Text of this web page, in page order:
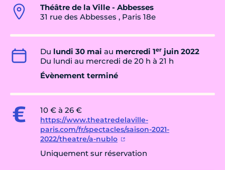
Théâtre de la Ville - Abbesses
31 rue des Abbesses , Paris 18e
Du lundi 30 mai au mercredi 1er juin 2022
Du lundi au mercredi de 20 h à 21 h
Évènement terminé
10 € à 26 €
https://www.theatredelaville-
paris.com/fr/spectacles/saison-2021-
2022/theatre/a-nublo
Uniquement sur réservation